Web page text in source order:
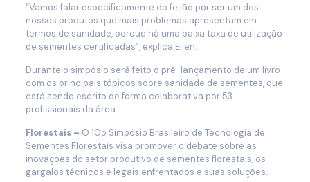
“Vamos falar especificamente do feijão por ser um dos
nossos produtos que mais problemas apresentam em
termos de sanidade, porque há uma baixa taxa de utilização
de sementes certificadas”, explica Ellen.
Durante o simpósio será feito o pré-lançamento de um livro
com os principais tópicos sobre sanidade de sementes, que
está sendo escrito de forma colaborativa por 53
profissionais da área.
Florestais – O 10o Simpósio Brasileiro de Tecnologia de
Sementes Florestais visa promover o debate sobre as
inovações do setor produtivo de sementes florestais, os
gargalos técnicos e legais enfrentados e suas soluções.